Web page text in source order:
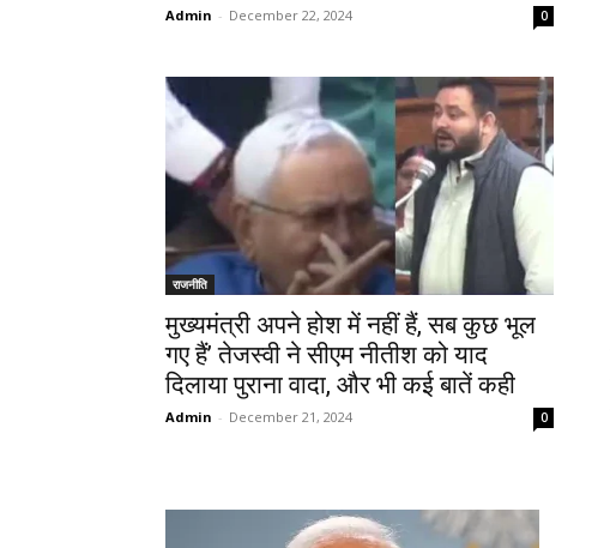
Admin - December 22, 2024 0
राजनीति
मुख्यमंत्री अपने होश में नहीं हैं, सब कुछ भूल
गए हैं’ तेजस्वी ने सीएम नीतीश को याद
दिलाया पुराना वादा, और भी कई बातें कही
Admin - December 21, 2024 0